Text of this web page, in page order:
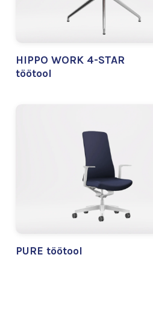
HIPPO WORK 4-STAR
töötool
PURE töötool